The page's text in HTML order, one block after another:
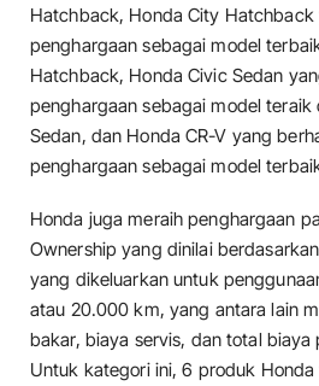
Hatchback, Honda City Hatchback
penghargaan sebagai model
Hatchback, Honda Civic Sedan
penghargaan sebagai model teraik
Sedan, dan Honda CR-V yang
penghargaan sebagai model
Honda juga meraih penghargaan
Ownership yang dinilai
yang dikeluarkan untuk
atau 20.000 km, yang antara lain
bakar, biaya servis, dan total biaya
Untuk kategori ini, 6 produk